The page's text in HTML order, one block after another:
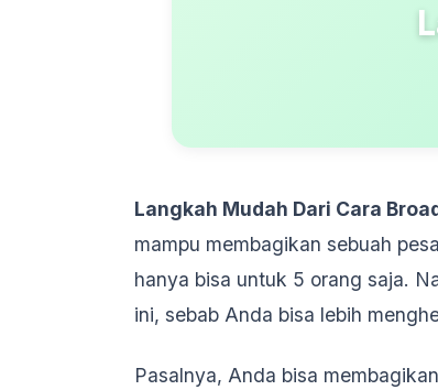
Langkah Mudah Dari Cara
mampu membagikan sebuah
hanya bisa untuk 5 orang saja.
ini, sebab Anda bisa lebih
Pasalnya, Anda bisa